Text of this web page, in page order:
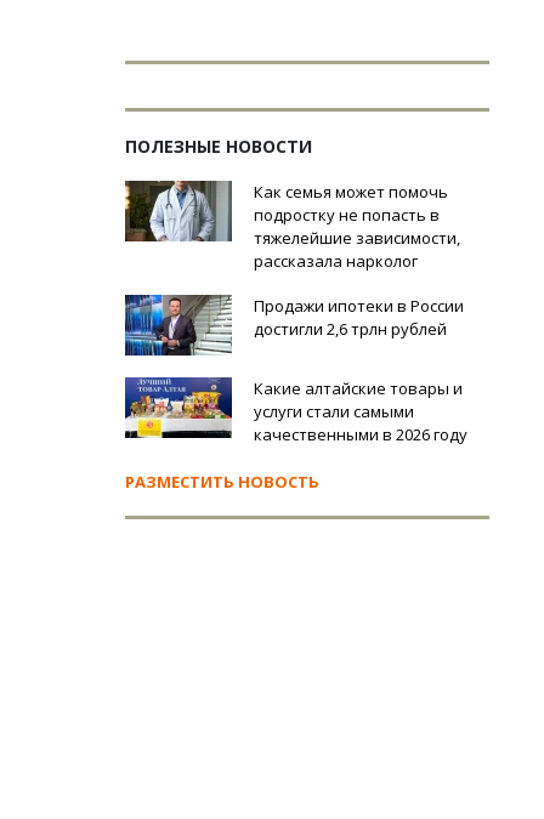
ПОЛЕЗНЫЕ НОВОСТИ
Как семья может помочь
подростку не попасть в
тяжелейшие зависимости,
рассказала нарколог
Продажи ипотеки в России
достигли 2,6 трлн рублей
Какие алтайские товары и
услуги стали самыми
качественными в 2026 году
РАЗМЕСТИТЬ НОВОСТЬ